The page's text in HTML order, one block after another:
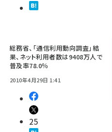
総務省、「通信利用動向調査」結
果、ネット利用者数は9408万人で
普及率78.0％
2010年4月29日 1:41
25